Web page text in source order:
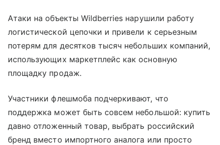
Атаки на объекты Wildberries нарушили работу
логистической цепочки и привели к серьезным
потерям для десятков тысяч небольших компаний,
использующих маркетплейс как основную
площадку продаж.
Участники флешмоба подчеркивают, что
поддержка может быть совсем небольшой: купить
давно отложенный товар, выбрать российский
бренд вместо импортного аналога или просто